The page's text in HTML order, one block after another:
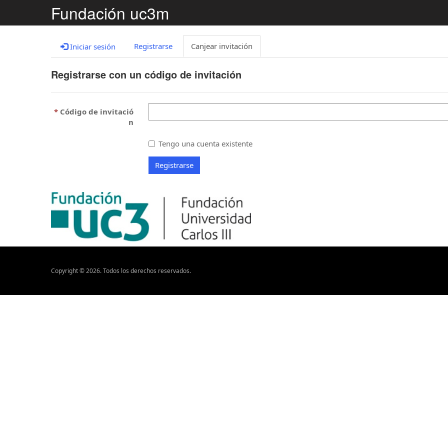
Fundación uc3m
Iniciar sesión Registrarse Canjear invitación
Registrarse con un código de invitación
Código de invitació
n
Tengo una cuenta existente
Registrarse
Copyright ©2026. Todos los derechos reservados.